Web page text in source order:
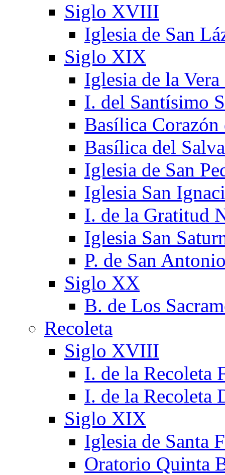
Siglo XVIII
Iglesia de San
Siglo XIX
Iglesia de la
I. del Santísimo
Basílica
Basílica del
Iglesia de San
Iglesia San
I. de la Gratitud
Iglesia San
P. de San
Siglo XX
B. de Los
Recoleta
Siglo XVIII
I. de la Recoleta
I. de la Recoleta
Siglo XIX
Iglesia de Santa
Oratorio Quinta